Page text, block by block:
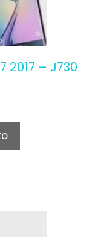
2017 – J730